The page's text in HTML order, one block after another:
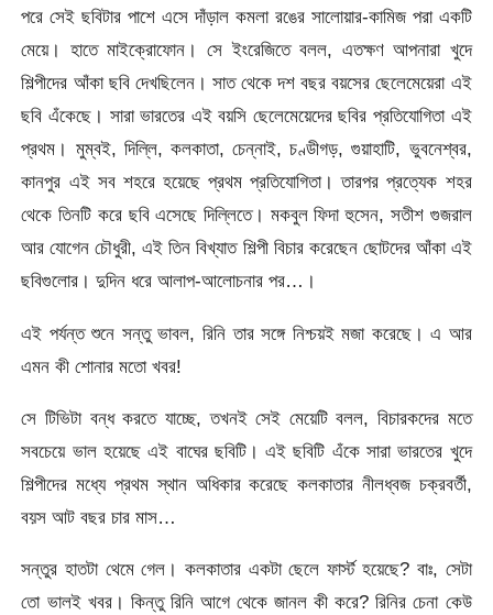
পরে সেই ছবিটার পাশে এসে দাঁড়াল কমলা রঙের সালোয়ার-কামিজ পরা একটি
মেয়ে। হাতে মাইক্রোফোন। সে ইংরেজিতে বলল, এতক্ষণ আপনারা খুদে
শিল্পীদের আঁকা ছবি দেখছিলেন। সাত থেকে দশ বছর বয়সের ছেলেমেয়েরা এই
ছবি এঁকেছে। সারা ভারতের এই বয়সি ছেলেমেয়েদের ছবির প্রতিযোগিতা এই
প্রথম। মুম্বই, দিল্লি, কলকাতা, চেন্নাই, চণ্ডীগড়, গুয়াহাটি, ভুবনেশ্বর,
কানপুর এই সব শহরে হয়েছে প্রথম প্রতিযোগিতা। তারপর প্রত্যেক শহর
থেকে তিনটি করে ছবি এসেছে দিল্লিতে। মকবুল ফিদা হুসেন, সতীশ গুজরাল
আর যোগেন চৌধুরী, এই তিন বিখ্যাত শিল্পী বিচার করেছেন ছোটদের আঁকা এই
ছবিগুলোর। দুদিন ধরে আলাপ-আলোচনার পর…।
এই পর্যন্ত শুনে সন্তু ভাবল, রিনি তার সঙ্গে নিশ্চয়ই মজা করেছে। এ আর
এমন কী শোনার মতো খবর!
সে টিভিটা বন্ধ করতে যাচ্ছে, তখনই সেই মেয়েটি বলল, বিচারকদের মতে
সবচেয়ে ভাল হয়েছে এই বাঘের ছবিটি। এই ছবিটি এঁকে সারা ভারতের খুদে
শিল্পীদের মধ্যে প্রথম স্থান অধিকার করেছে কলকাতার নীলধ্বজ চক্রবর্তী,
বয়স আট বছর চার মাস…
সন্তুর হাতটা থেমে গেল। কলকাতার একটা ছেলে ফার্স্ট হয়েছে? বাঃ, সেটা
তো ভালই খবর। কিন্তু রিনি আগে থেকে জানল কী করে? রিনির চেনা কেউ